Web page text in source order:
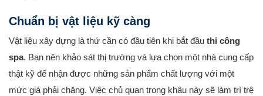
Chuẩn bị vật liệu kỹ càng
Vật liệu xây dựng là thứ cần có đầu tiên khi bắt đầu thi công
spa. Bạn nên khảo sát thị trường và lựa chọn một nhà cung cấp
thật kỹ để nhận được những sản phẩm chất lượng với một
mức giá phải chăng. Việc chủ quan trong khâu này sẽ làm trì trệ